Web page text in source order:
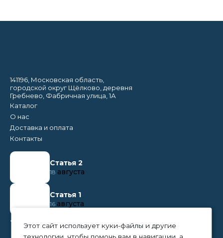
141196, Московская область,
городской округ Щёлково, деревня
Гребнево, Фабричная улица, 1А
Каталог
О нас
Доставка и оплата
Контакты
Статья 2
18 августа
Статья 1
16 августа
+7 (495) 374 50 95
Этот сайт использует куки-файлы и другие